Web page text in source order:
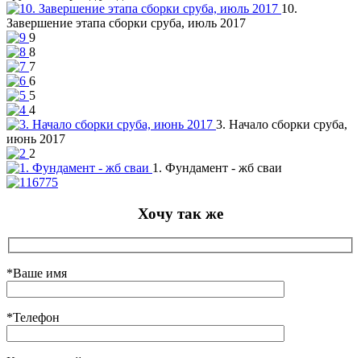
10.
Завершение этапа сборки сруба, июль 2017
9
8
7
6
5
4
3. Начало сборки сруба,
июнь 2017
2
1. Фундамент - жб сваи
Хочу так же
*Ваше имя
*Телефон